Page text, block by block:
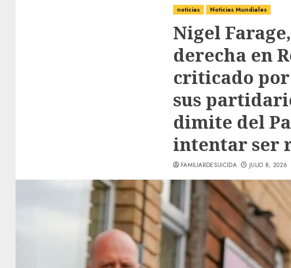
noticias Noticias Mundiales
Nigel
derecha en
criticado por
sus
dimite del
intentar ser
FAMILIARDESUICIDA JULIO 8, 2026